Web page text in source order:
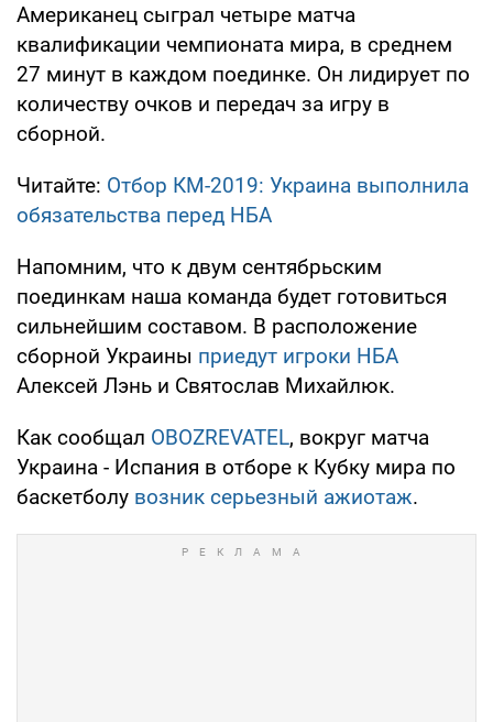
Американец сыграл четыре матча
квалификации чемпионата мира, в среднем
27 минут в каждом поединке. Он лидирует по
количеству очков и передач за игру в
сборной.
Читайте: Отбор КМ-2019: Украина выполнила
обязательства перед НБА
Напомним, что к двум сентябрьским
поединкам наша команда будет готовиться
сильнейшим составом. В расположение
сборной Украины приедут игроки НБА
Алексей Лэнь и Святослав Михайлюк.
Как сообщал OBOZREVATEL, вокруг матча
Украина - Испания в отборе к Кубку мира по
баскетболу возник серьезный ажиотаж.